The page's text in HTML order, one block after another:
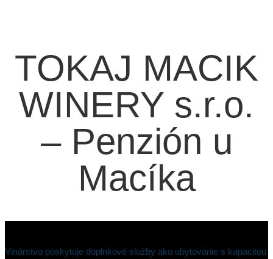
TOKAJ MACIK
WINERY s.r.o.
– Penzión u
Macíka
Vinárstvo poskytuje doplnkové služby ako ubytovanie s kapacitou